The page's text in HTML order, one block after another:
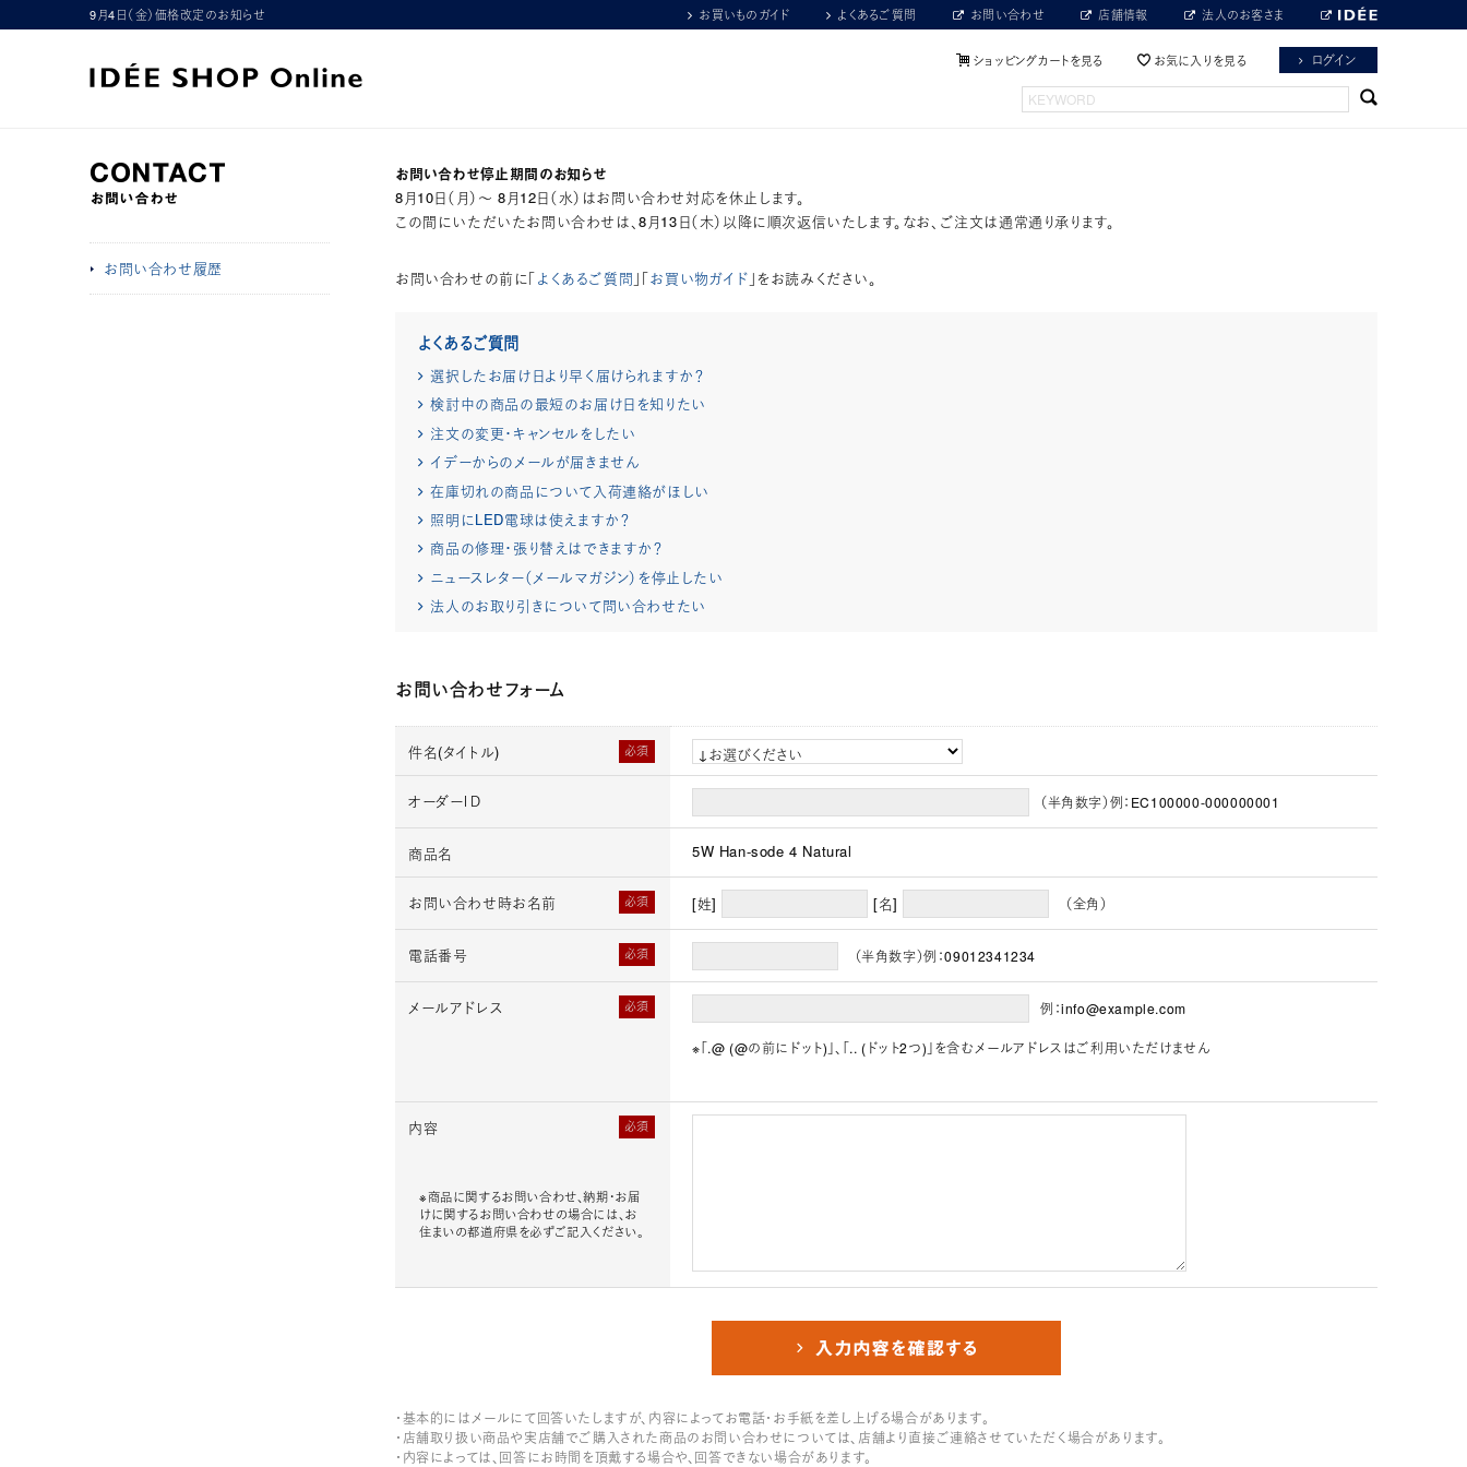
9月4日（金）価格改定のお知らせ お買いものガイド よくあるご質問 お問い合わせ 店舗情報 法人のお客さま
ショッピングカートを見る お気に入りを見る ログイン
お問い合わせ履歴
お問い合わせ停止期間のお知らせ
8月10日（月）～ 8月12日（水）はお問い合わせ対応を休止します。
この間にいただいたお問い合わせは、8月13日（木）以降に順次返信いたします。なお、ご注文は通常通り承ります。
お問い合わせの前に「よくあるご質問 」「お買い物ガイド 」をお読みください。
よくあるご質問
選択したお届け日より早く届けられますか？
検討中の商品の最短のお届け日を知りたい
注文の変更・キャンセルをしたい
イデーからのメールが届きません
在庫切れの商品について入荷連絡がほしい
照明にLED電球は使えますか？
商品の修理・張り替えはできますか？
ニュースレター（メールマガジン）を停止したい
法人のお取り引きについて問い合わせたい
お問い合わせフォーム
必須
件名(タイトル)
オーダーＩＤ （半角数字）例：EC100000-000000001
商品名 5W Han-sode 4 Natural
必須
お問い合わせ時お名前 [姓] [名] （全角）
必須
電話番号 （半角数字）例：09012341234
必須
メールアドレス 例：info@example.com
※「.@ (@の前にドット)」、「.. (ドット2つ)」を含むメールアドレスはご利用いただけません
必須
内容
※商品に関するお問い合わせ、納期・お届
けに関するお問い合わせの場合には、お
住まいの都道府県を必ずご記入ください。
・基本的にはメールにて回答いたしますが、内容によってお電話・お手紙を差し上げる場合があります。
・店舗取り扱い商品や実店舗でご購入された商品のお問い合わせについては、店舗より直接ご連絡させていただく場合があります。
・内容によっては、回答にお時間を頂戴する場合や、回答できない場合があります。